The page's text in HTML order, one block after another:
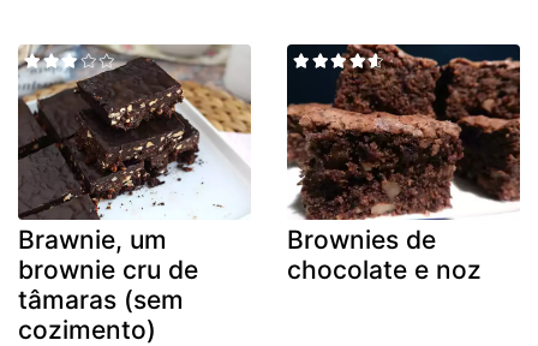
Brawnie, um
brownie cru de
tâmaras (sem
cozimento)
Brownies de
chocolate e noz